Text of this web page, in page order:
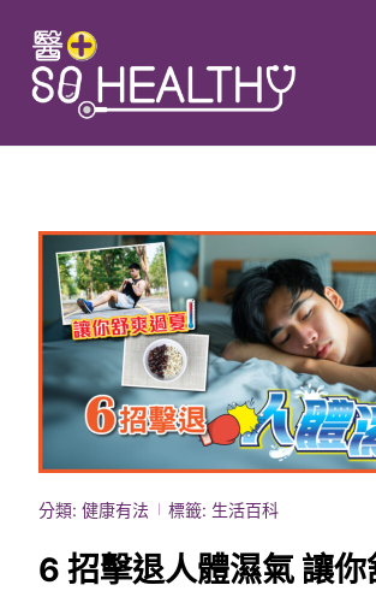
分類: 健康有法 標籤: 生活百科
6 招擊退人體濕氣 讓